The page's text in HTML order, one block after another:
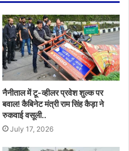
नैनीताल में टू-व्हीलर प्रवेश शुल्क पर
बवाल! कैबिनेट मंत्री राम सिंह कैड़ा ने
रुकवाई वसूली..
July 17, 2026